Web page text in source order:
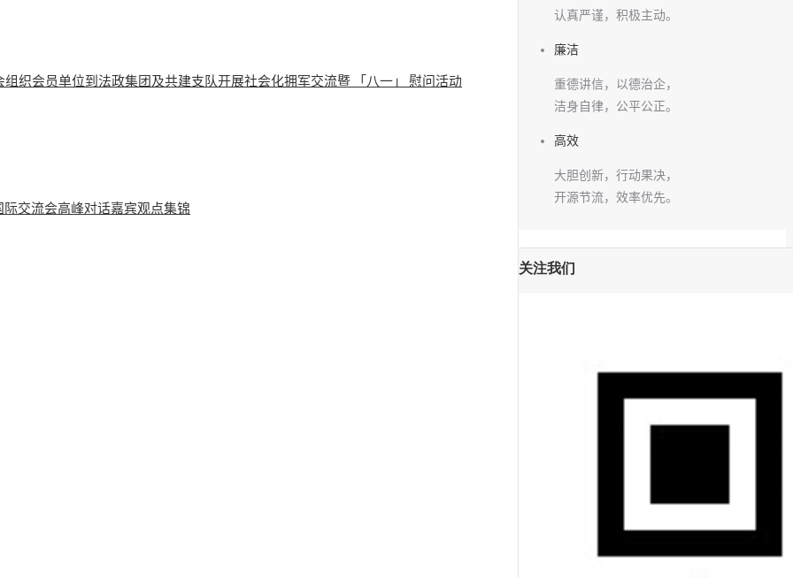
织会员单位到法政集团及共建支队开展社会化拥军交流暨 「八一」 慰问活动
交流会高峰对话嘉宾观点集锦
认真严谨，积极主动。
廉洁
重德讲信，以德治企，
洁身自律，公平公正。
高效
大胆创新，行动果决，
开源节流，效率优先。
关注我们